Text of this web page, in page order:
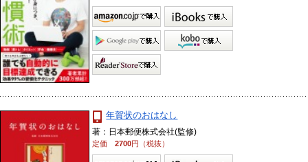
年賀状のおはなし
著：日本郵便株式会社(監修)
定価2700円（税抜）